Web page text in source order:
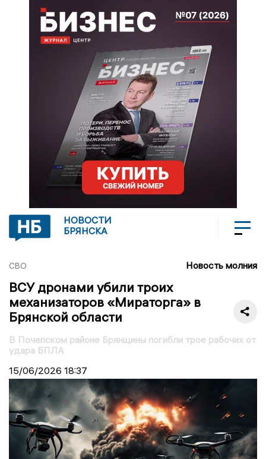
НОВОСТИ
БРЯНСКА
СВО Новость молния
ВСУ дронами убили троих
механизаторов «Мираторга» в
Брянской области
В Почепском районе Брянщины погибли трое рабочих от
удара БПЛА
15/06/2026 18:37